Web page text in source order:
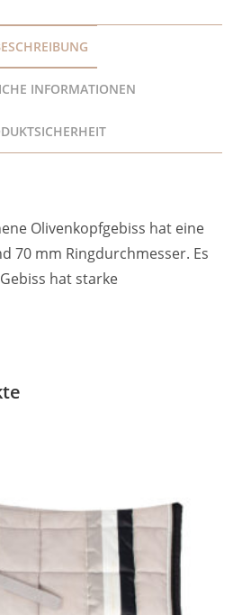
INFORMATIONEN
Olivenkopfgebiss hat eine
70 mm Ringdurchmesser. Es
hat starke